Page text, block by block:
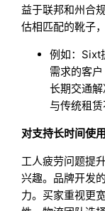
益于联邦和州合
估相匹配的靴子
例如：Sixt
需求的客
长期交通解
与传统租赁
对支持长时间使
工人疲劳问题提
兴趣。品牌开发
力。买家重视更